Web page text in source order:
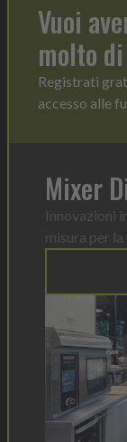
Vuoi
molto
Registrati
accesso alle
Mixer
Innovazioni
misura per